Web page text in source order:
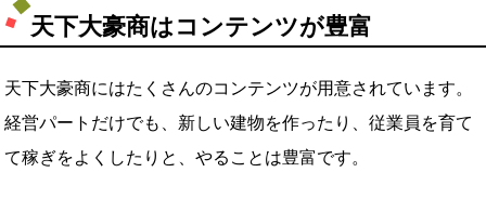
天下大豪商はコンテンツが豊富
天下大豪商にはたくさんのコンテンツが用意されています。
経営パートだけでも、新しい建物を作ったり、従業員を育て
て稼ぎをよくしたりと、やることは豊富です。